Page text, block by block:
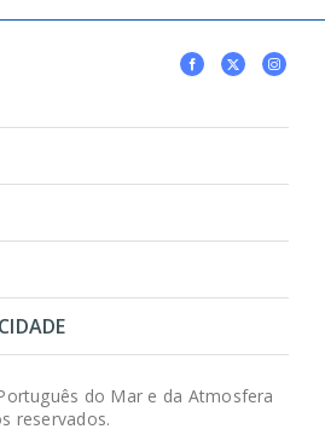
do Mar e da Atmosfera
reservados.